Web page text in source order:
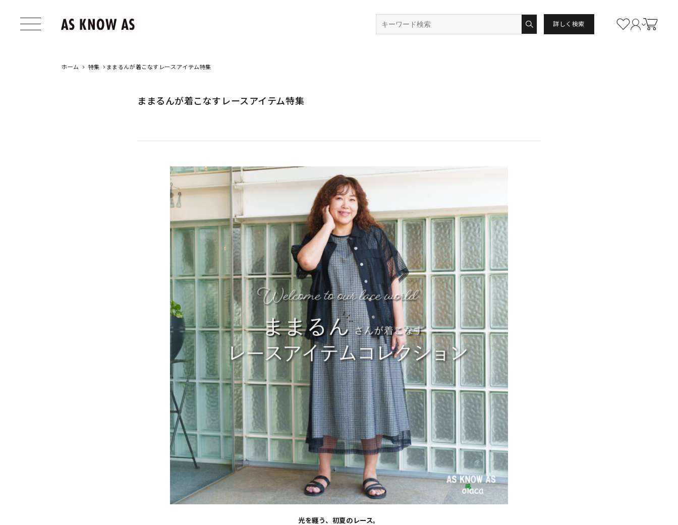
詳しく検索
ホーム 特集 ままるんが着こなすレースアイテム特集
ままるんが着こなすレースアイテム特集
光を纏う、初夏のレース。